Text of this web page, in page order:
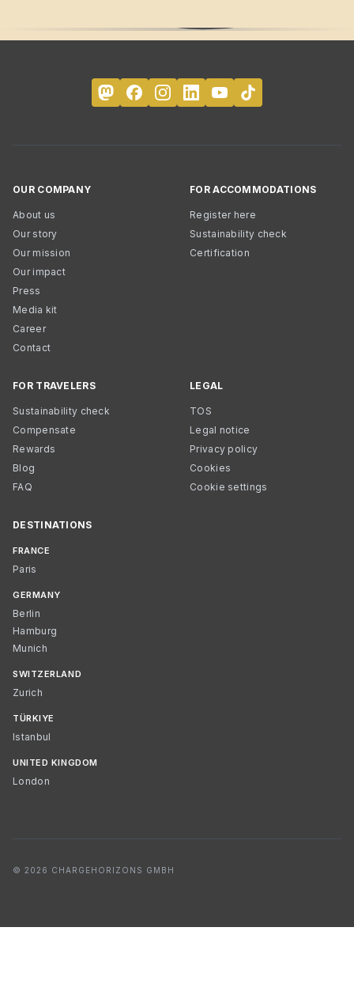
OUR COMPANY
About us
Our story
Our mission
Our impact
Press
Media kit
Career
Contact
FOR ACCOMMODATIONS
Register here
Sustainability check
Certification
FOR TRAVELERS
Sustainability check
Compensate
Rewards
Blog
FAQ
LEGAL
TOS
Legal notice
Privacy policy
Cookies
Cookie settings
DESTINATIONS
FRANCE
Paris
GERMANY
Berlin
Hamburg
Munich
SWITZERLAND
Zurich
TÜRKIYE
Istanbul
UNITED KINGDOM
London
© 2026 CHARGEHORIZONS GMBH